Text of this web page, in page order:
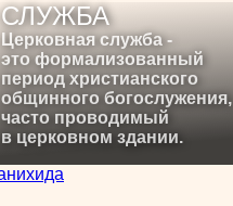
СЛУЖБА
Церковная служба -
это формализованный
период христианского
общинного богослужения,
часто проводимый
в церковном здании.